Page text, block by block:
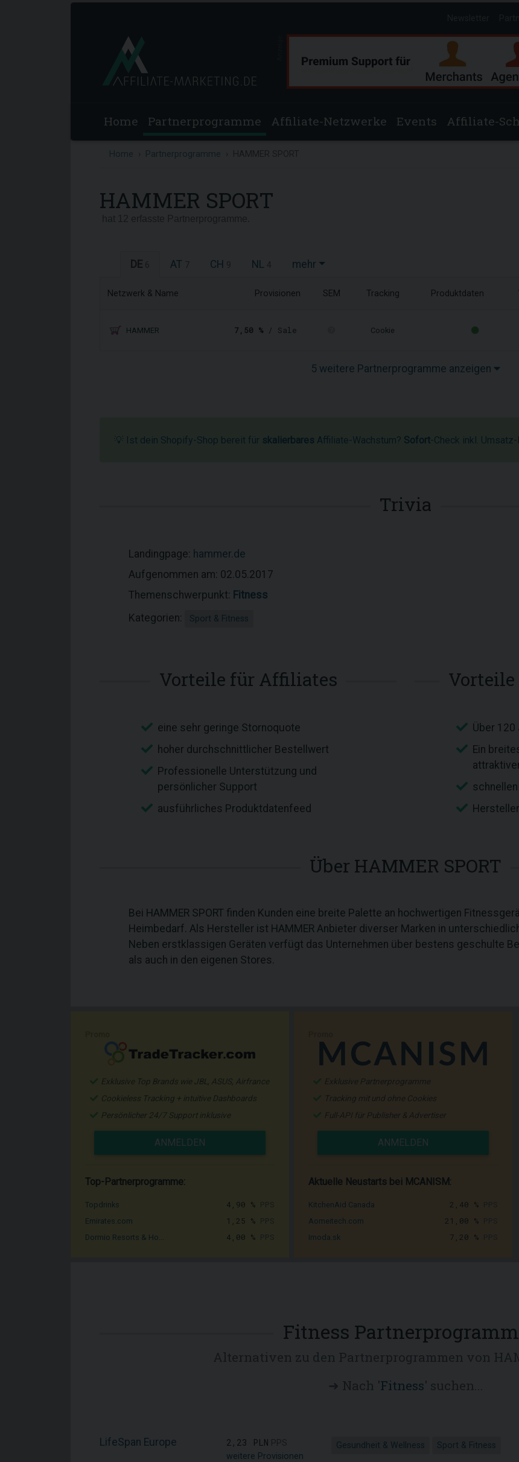
Home Partnerprogramme Affiliate-Netzwerke Events Affiliate-
Home Partnerprogramme
HAMMER SPORT
DE AT CH NL mehr
Netzwerk & Name Provisionen SEM Tracking Produktdaten
HAMMER 7,50 % / Sale Cookie
5 weitere Partnerprogramme anzeigen
💡 Ist dein Shopify-Shop bereit für skalierbares Affiliate-Wachstum? Sofort-Check inkl.
Trivia
Landingpage: hammer.de
Aufgenommen am: 02.05.2017
Themenschwerpunkt: Fitness
Kategorien:
Sport & Fitness
Vorteile für Affiliates
eine sehr geringe Stornoquote
hoher durchschnittlicher Bestellwert
Professionelle Unterstützung und
persönlicher Support
ausführliches Produktdatenfeed
Über 120
Ein
Über HAMMER SPORT
Bei HAMMER SPORT finden Kunden eine breite Palette an hochwertigen
Heimbedarf. Als Hersteller ist HAMMER Anbieter diverser Marken in
Neben erstklassigen Geräten verfügt das Unternehmen über bestens geschulte
als auch in den eigenen Stores.
Exklusive Top Brands wie JBL, ASUS, Airfrance
Cookieless Tracking + intuitive Dashboards
Persönlicher 24/7 Support inklusive
ANMELDEN
Top-Partnerprogramme:
Topdrinks 4,90 %
Emirates.com 1,25 %
Dormio Resorts & Ho... 4,00 %
Exklusive Partnerprogramme
Tracking mit und ohne Cookies
Full-API für Publisher & Advertiser
ANMELDEN
Aktuelle Neustarts bei MCANISM:
KitchenAid Canada 2,40 %
Aomeitech.com 21,00 %
Imoda.sk 7,20 %
Fitness
Fitness
LifeSpan Europe 2,23 PLN
weitere Provisionen
Gesundheit & Wellness Sport & Fitness